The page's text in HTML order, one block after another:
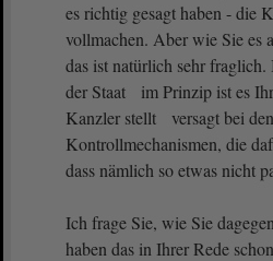
es richtig gesagt haben - die
vollmachen. Aber wie Sie es
das ist natürlich sehr fraglich.
der Staat im Prinzip ist es
Kanzler stellt versagt bei den
Kontrollmechanismen, die
dass nämlich so etwas nicht
Ich frage Sie, wie Sie
haben das in Ihrer Rede